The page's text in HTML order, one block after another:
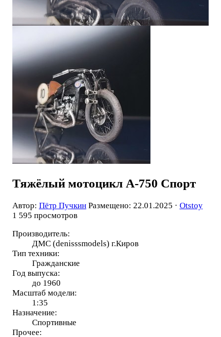
Тяжёлый мотоцикл А-750 Спорт
Автор: Пётр Пучкин Размещено: 22.01.2025 · Otstoy
1 595 просмотров
Производитель:
ДМС (denisssmodels) г.Киров
Тип техники:
Гражданские
Год выпуска:
до 1960
Масштаб модели:
1:35
Назначение:
Спортивные
Прочее: